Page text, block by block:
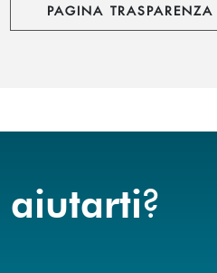
PAGINA TRASPARENZA
aiutarti?